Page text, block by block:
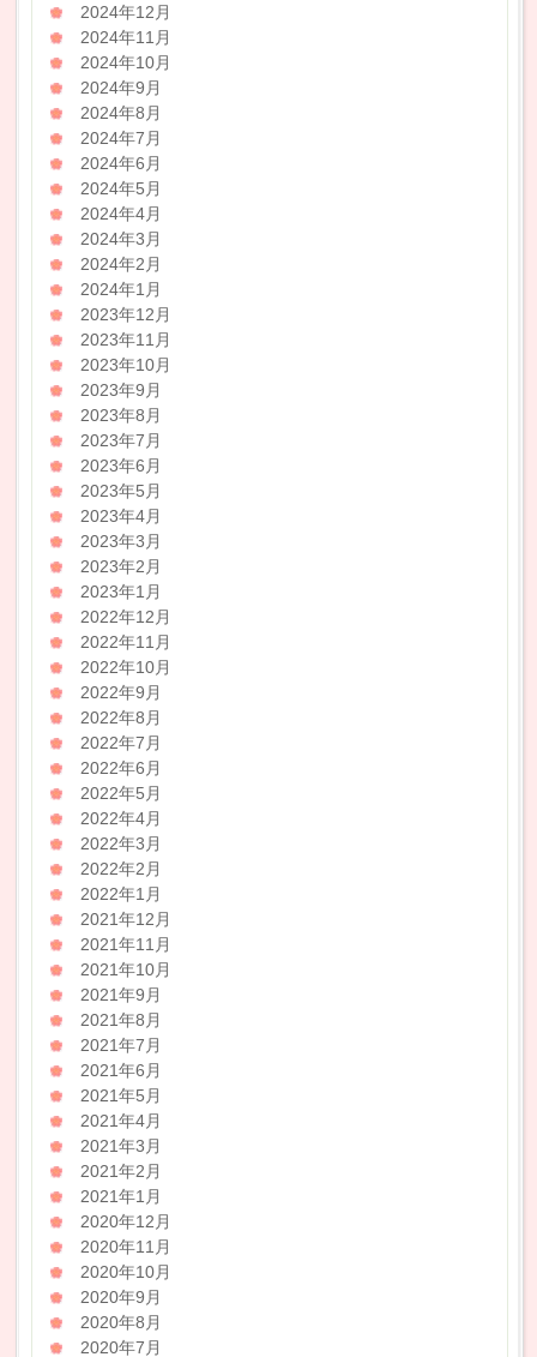
2024年12月
2024年11月
2024年10月
2024年9月
2024年8月
2024年7月
2024年6月
2024年5月
2024年4月
2024年3月
2024年2月
2024年1月
2023年12月
2023年11月
2023年10月
2023年9月
2023年8月
2023年7月
2023年6月
2023年5月
2023年4月
2023年3月
2023年2月
2023年1月
2022年12月
2022年11月
2022年10月
2022年9月
2022年8月
2022年7月
2022年6月
2022年5月
2022年4月
2022年3月
2022年2月
2022年1月
2021年12月
2021年11月
2021年10月
2021年9月
2021年8月
2021年7月
2021年6月
2021年5月
2021年4月
2021年3月
2021年2月
2021年1月
2020年12月
2020年11月
2020年10月
2020年9月
2020年8月
2020年7月